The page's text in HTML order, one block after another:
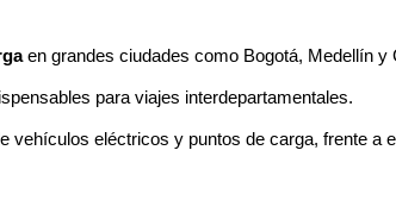
en grandes ciudades como Bogotá, Medellín y
para viajes interdepartamentales.
vehículos eléctricos y puntos de carga, frente a